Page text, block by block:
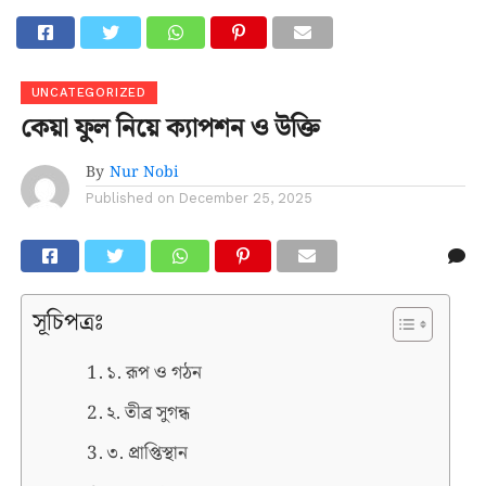
UNCATEGORIZED
কেয়া ফুল নিয়ে ক্যাপশন ও উক্তি
By Nur Nobi
Published on December 25, 2025
সূচিপত্রঃ
১. রূপ ও গঠন
​২. তীব্র সুগন্ধ
​৩. প্রাপ্তিস্থান
Go to mobile version